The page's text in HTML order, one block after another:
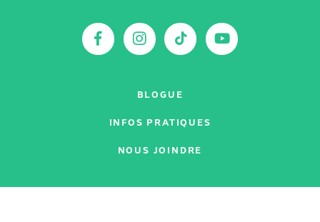
Facebook
Instagram
TikTok
BLOGUE
INFOS PRATIQUES
NOUS JOINDRE